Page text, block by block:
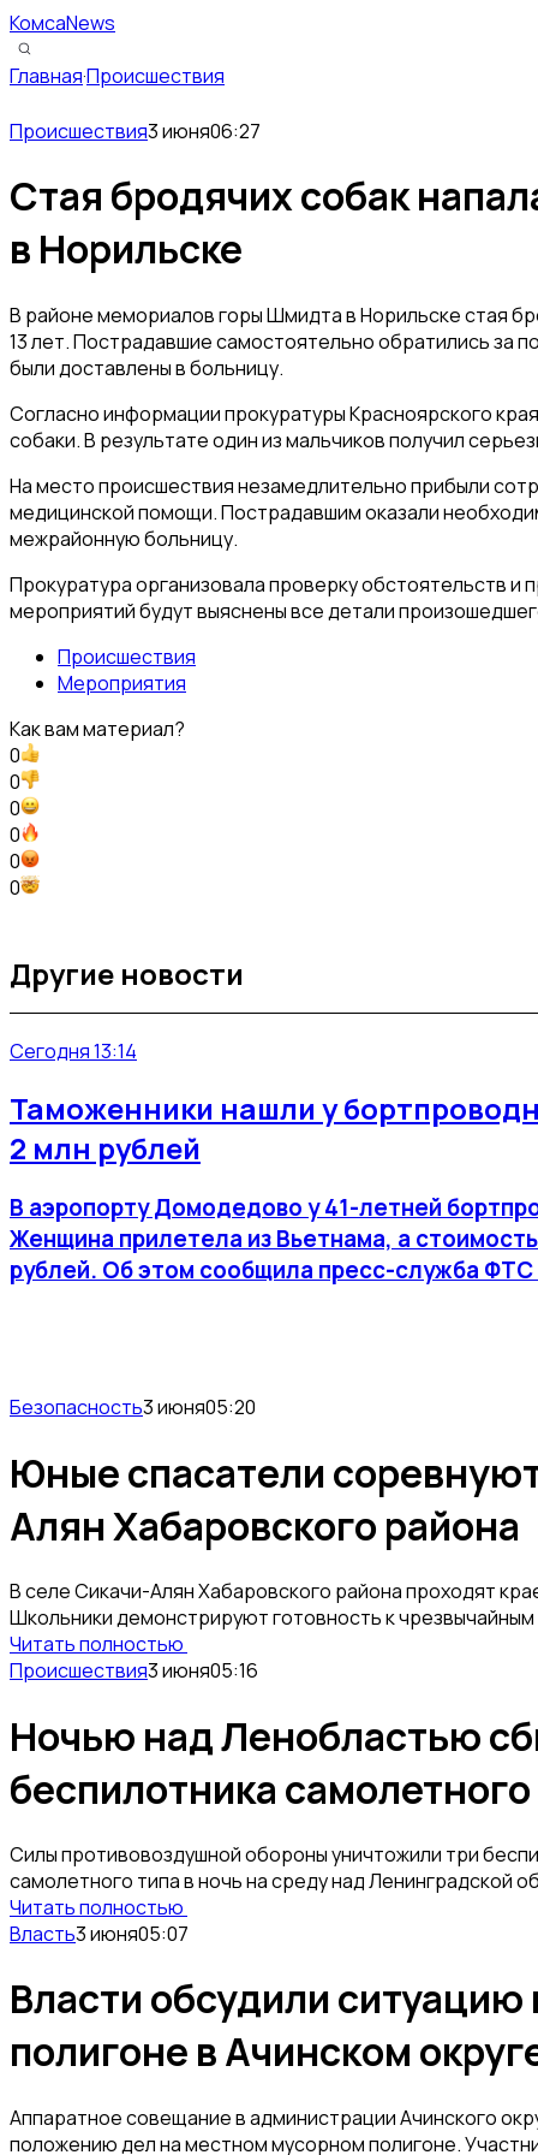
КомсаNews
Главная·Происшествия
Происшествия3 июня06:27
Стая бродячих собак
в Норильске
В районе мемориалов горы Шмидта в Норильске стая
13 лет. Пострадавшие самостоятельно обратились за
были доставлены в больницу.
Согласно информации прокуратуры Красноярского
собаки. В результате один из мальчиков получил
На место происшествия незамедлительно прибыли
медицинской помощи. Пострадавшим оказали
межрайонную больницу.
Прокуратура организовала проверку обстоятельств и
мероприятий будут выяснены все детали
Происшествия
Мероприятия
Как вам материал?
0
0
0
0
0
0
Другие новости
Сегодня 13:14
Таможенники нашли у
2 млн рублей
В аэропорту Домодедово у 41-летней
Женщина прилетела из Вьетнама, а
рублей. Об этом сообщила пресс-служба
Безопасность3 июня05:20
Юные спасатели
Алян Хабаровского района
В селе Сикачи-Алян Хабаровского района проходят
Школьники демонстрируют готовность к
Читать полностью
Происшествия3 июня05:16
Ночью над Ленобластью
беспилотника
Силы противовоздушной обороны уничтожили три
самолетного типа в ночь на среду над Ленинградской
Читать полностью
Власть3 июня05:07
Власти обсудили
полигоне в Ачинском
Аппаратное совещание в администрации Ачинского
положению дел на местном мусорном полигоне.